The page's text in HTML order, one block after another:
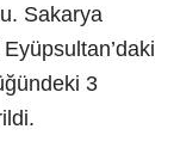
Sakarya
3